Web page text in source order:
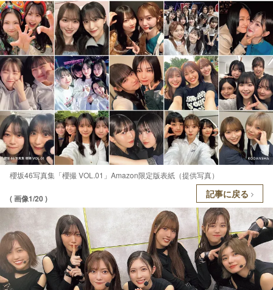
櫻坂46写真集「櫻撮 VOL.01」Amazon限定版表紙（提供写真）
( 画像1/20 ) 記事に戻る